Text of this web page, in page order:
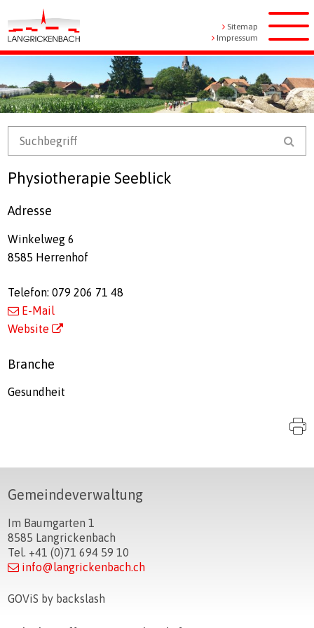
Navigieren in Langrickenbach
Schnellnavigation
Metanavigation
Sitemap
Impressum
Physiotherapie Seeblick
Adresse
Winkelweg 6
8585 Herrenhof
Telefon: 079 206 71 48
E-Mail
Website
Branche
Gesundheit
Suchbegriff
Footer
Gemeindeverwaltung
Im Baumgarten 1
8585 Langrickenbach
Tel. +41 (0)71 694 59 10
info@langrickenbach.ch
GOViS by backslash